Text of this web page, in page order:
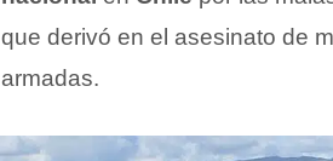
que derivó en el asesinato de
armadas.